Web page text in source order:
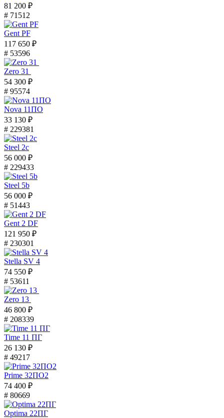
81 200 ₽
# 71512
Gent PF
117 650 ₽
# 53596
Zero 31
54 300 ₽
# 95574
Nova 11ПО
33 130 ₽
# 229381
Steel 2с
56 000 ₽
# 229433
Steel 5b
56 000 ₽
# 51443
Gent 2 DF
121 950 ₽
# 230301
Stella SV 4
74 550 ₽
# 53611
Zero 13
46 800 ₽
# 208339
Time 11 ПГ
26 130 ₽
# 49217
Prime 32ПО2
74 400 ₽
# 80669
Optima 22ПГ